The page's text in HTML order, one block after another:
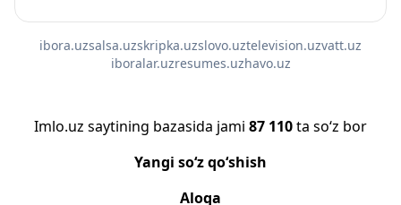
ibora.uzsalsa.uzskripka.uzslovo.uztelevision.uzvatt.uz
iboralar.uzresumes.uzhavo.uz
Imlo.uz saytining bazasida jami 87 110ta so‘z bor
Yangi so‘z qo‘shish
Aloqa